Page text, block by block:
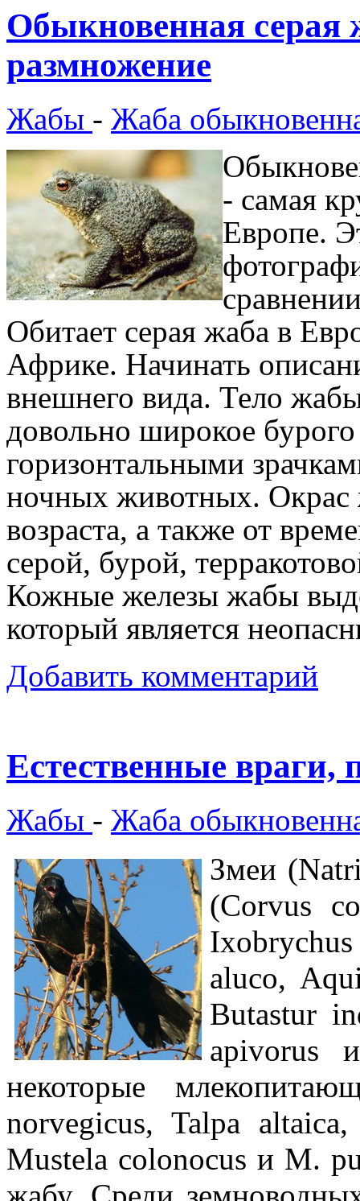
Обыкновенная серая
размножение
Жабы - Жаба
- самая
Европе.
Обитает серая жаба в
Африке. Начинать
внешнего вида. Тело
довольно широкое
горизонтальными
ночных животных. Окрас
возраста, а также от
серой, бурой,
Кожные железы жабы
который является
Добавить комментарий
Естественные враги,
Жабы - Жаба
Змеи
(Corvus
aluco,
Butastur
apivorus
некоторые
norvegicus, Talpa
Mustela colonocus и M.